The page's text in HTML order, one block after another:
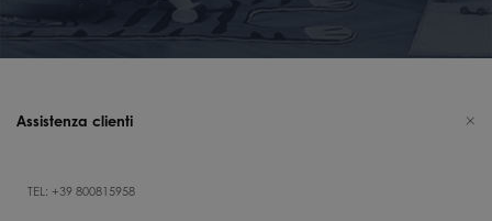
Assistenza clienti
TEL: +39 800815958